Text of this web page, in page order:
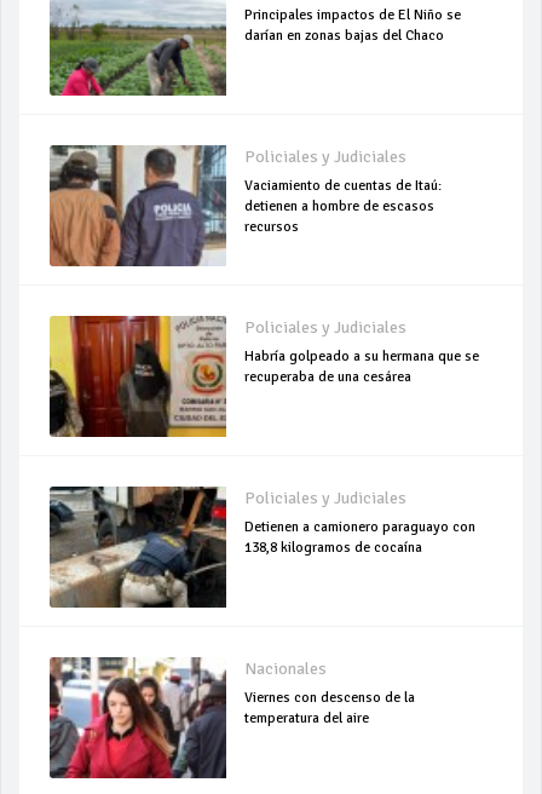
Principales impactos de El Niño se
darían en zonas bajas del Chaco
Policiales y Judiciales
Vaciamiento de cuentas de Itaú:
detienen a hombre de escasos
recursos
Policiales y Judiciales
Habría golpeado a su hermana que se
recuperaba de una cesárea
Policiales y Judiciales
Detienen a camionero paraguayo con
138,8 kilogramos de cocaína
Nacionales
Viernes con descenso de la
temperatura del aire